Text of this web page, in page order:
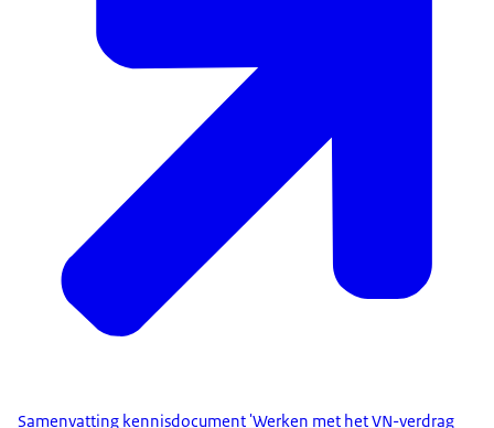
Samenvatting kennisdocument 'Werken met het VN-verdrag